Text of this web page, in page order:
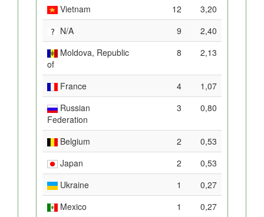
Vietnam
12
3,20
N/A
9
2,40
Moldova, Republic
of
8 2,13
France 4
1,07
Russian
Federation
3 0,80
Belgium 2
0,53
Japan
2
0,53
Ukraine
1
0,27
Mexico
1
0,27